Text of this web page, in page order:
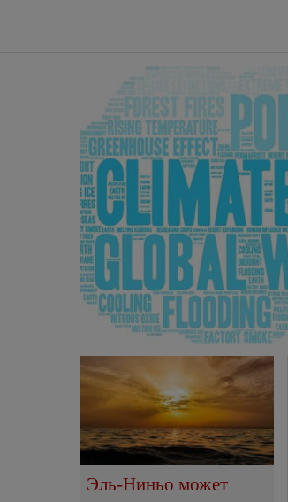
Эль-Ниньо может